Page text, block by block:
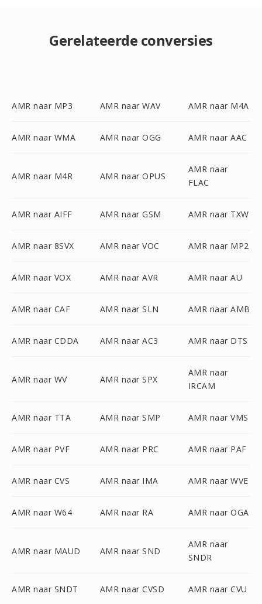
Gerelateerde conversies
AMR naar MP3 AMR naar WAV AMR naar M4A
AMR naar WMA AMR naar OGG AMR naar AAC
AMR naar M4R AMR naar OPUS
AMR naar
FLAC
AMR naar AIFF AMR naar GSM AMR naar TXW
AMR naar 8SVX AMR naar VOC AMR naar MP2
AMR naar VOX AMR naar AVR AMR naar AU
AMR naar CAF AMR naar SLN AMR naar AMB
AMR naar CDDA AMR naar AC3 AMR naar DTS
AMR naar WV AMR naar SPX
AMR naar
IRCAM
AMR naar TTA AMR naar SMP AMR naar VMS
AMR naar PVF AMR naar PRC AMR naar PAF
AMR naar CVS AMR naar IMA AMR naar WVE
AMR naar W64 AMR naar RA AMR naar OGA
AMR naar MAUD AMR naar SND
AMR naar
SNDR
AMR naar SNDT AMR naar CVSD AMR naar CVU